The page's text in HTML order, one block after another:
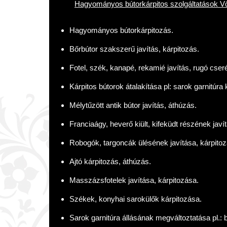
Hagyományos bútorkárpitos szolgáltatások
Hagyományos bútorkárpitozás.
Bőrbútor szakszerű javítás, kárpitozás.
Fotel, szék, kanapé, rekamié javítás, rugó
Kárpitos bútorok átalakítása pl: sarok garnitúra
Mélytűzött antik bútor javítás, áthúzás.
Franciaágy, heverő kiült, kifeküdt részének
Robogók, targoncák ülésének javítása,
Ajtó kárpitozás, áthúzás.
Masszázsfotelek javítása, kárpitozása.
Székek, konyhai sarokülők kárpitozása.
Sarok garnitúra állásának megváltoztatása pl.: